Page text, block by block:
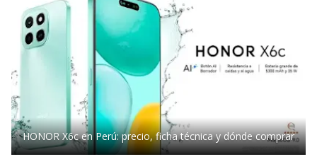
HONOR X6c en Perú: precio, ficha técnica y dónde comprar